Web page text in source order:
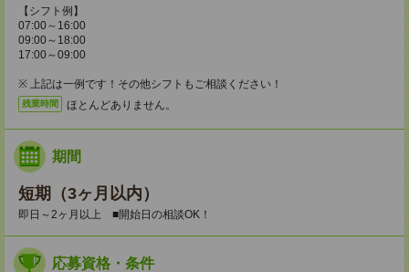
【シフト例】
07:00～16:00
09:00～18:00
17:00～09:00
※ 上記は一例です！その他シフトもご相談ください！
残業時間 ほとんどありません。
期間
短期（3ヶ月以内）
即日～2ヶ月以上 ■開始日の相談OK！
応募資格・条件